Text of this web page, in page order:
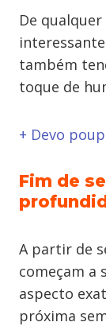
De
também
toque de
+ Devo
Fim de
A partir de
começam a
aspecto
próxima